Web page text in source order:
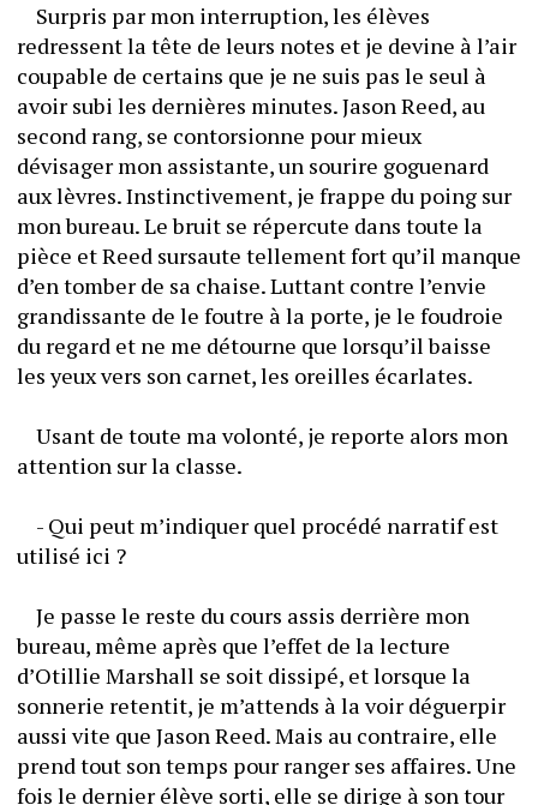
	Surpris par mon interruption, les élèves
redressent la tête de leurs notes et je devine à l’air
coupable de certains que je ne suis pas le seul à
avoir subi les dernières minutes. Jason Reed, au
second rang, se contorsionne pour mieux
dévisager mon assistante, un sourire goguenard
aux lèvres. Instinctivement, je frappe du poing sur
mon bureau. Le bruit se répercute dans toute la
pièce et Reed sursaute tellement fort qu’il manque
d’en tomber de sa chaise. Luttant contre l’envie
grandissante de le foutre à la porte, je le foudroie
du regard et ne me détourne que lorsqu’il baisse
les yeux vers son carnet, les oreilles écarlates.
	Usant de toute ma volonté, je reporte alors mon
attention sur la classe.
	- Qui peut m’indiquer quel procédé narratif est
utilisé ici ?
	Je passe le reste du cours assis derrière mon
bureau, même après que l’effet de la lecture
d’Otillie Marshall se soit dissipé, et lorsque la
sonnerie retentit, je m’attends à la voir déguerpir
aussi vite que Jason Reed. Mais au contraire, elle
prend tout son temps pour ranger ses affaires. Une
fois le dernier élève sorti, elle se dirige à son tour